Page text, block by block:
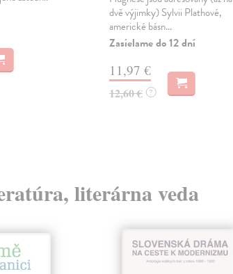
dvě výjimky) Sylvii Plathové,
americké básn...
Zasielame do 12 dní
11,97 €
12,60 € ?
literárna veda